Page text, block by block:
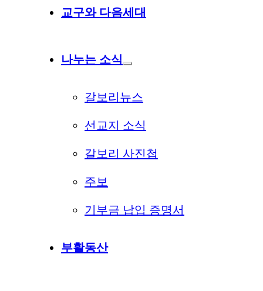
교구와 다음세대
나누는 소식
갈보리뉴스
선교지 소식
갈보리 사진첩
주보
기부금 납입 증명서
부활동산